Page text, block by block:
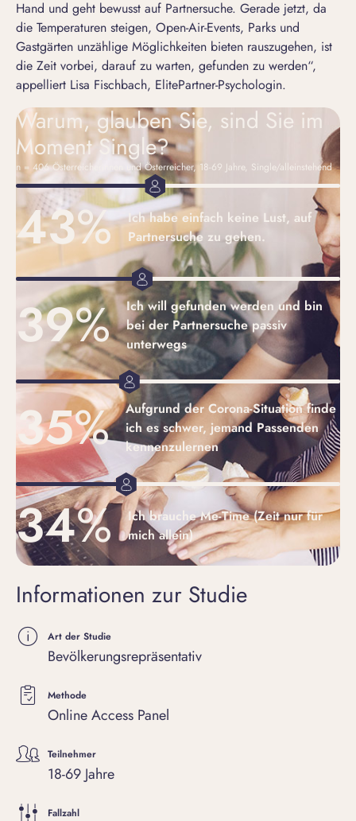
Hand und geht bewusst auf Partnersuche. Gerade jetzt, da
die Temperaturen steigen, Open-Air-Events, Parks und
Gastgärten unzählige Möglichkeiten bieten rauszugehen, ist
die Zeit vorbei, darauf zu warten, gefunden zu werden“,
appelliert Lisa Fischbach, ElitePartner-Psychologin.
Warum, glauben Sie, sind Sie im
Moment Single?
n = 406 Österreicherinnen und Österreicher, 18-69 Jahre, Single/alleinstehend
43%
Ich habe einfach keine Lust, auf
Partnersuche zu gehen.
39%
Ich will gefunden werden und bin
bei der Partnersuche passiv
unterwegs
35%
Aufgrund der Corona-Situation finde
ich es schwer, jemand Passenden
kennenzulernen
34%
Ich brauche Me-Time (Zeit nur für
mich allein)
Informationen zur Studie
Art der Studie
Bevölkerungsrepräsentativ
Methode
Online Access Panel
Teilnehmer
18-69 Jahre
Fallzahl